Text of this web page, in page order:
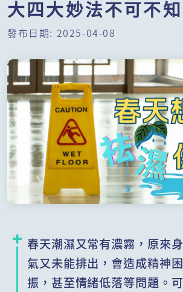
大四大妙法不可不知
發布日期: 2025-04-08
春天潮濕又常有濃霧，原來
氣又未能排出，會造成精神
振，甚至情緒低落等問題。